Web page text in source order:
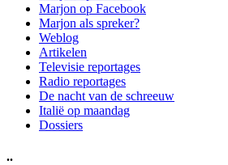
Marjon op Facebook
Marjon als spreker?
Weblog
Artikelen
Televisie reportages
Radio reportages
De nacht van de schreeuw
Italië op maandag
Dossiers
..